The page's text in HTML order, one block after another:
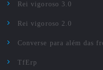
Rei vigoroso 3.0
Rei vigoroso 2.0
Converse para além das
TfErp